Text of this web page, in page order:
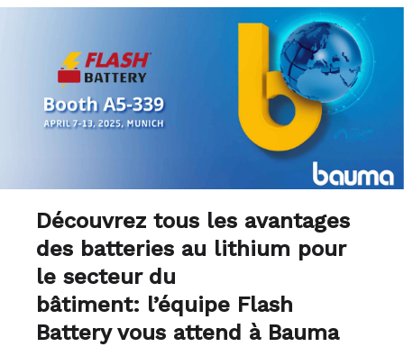
Découvrez tous les avantages
des batteries au lithium pour
le secteur du
bâtiment: l’équipe Flash
Battery vous attend à Bauma